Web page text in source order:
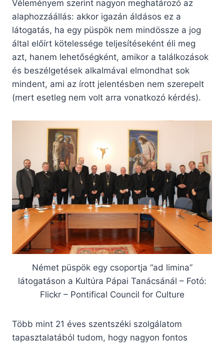
Véleményem szerint nagyon meghatározó az
alaphozzáállás: akkor igazán áldásos ez a
látogatás, ha egy püspök nem mindössze a jog
által előírt kötelessége teljesítéseként éli meg
azt, hanem lehetőségként, amikor a találkozások
és beszélgetések alkalmával elmondhat sok
mindent, ami az írott jelentésben nem szerepelt
(mert esetleg nem volt arra vonatkozó kérdés).
Német püspök egy csoportja “ad limina”
látogatáson a Kultúra Pápai Tanácsánál – Fotó:
Flickr – Pontifical Council for Culture
Több mint 21 éves szentszéki szolgálatom
tapasztalatából tudom, hogy nagyon fontos